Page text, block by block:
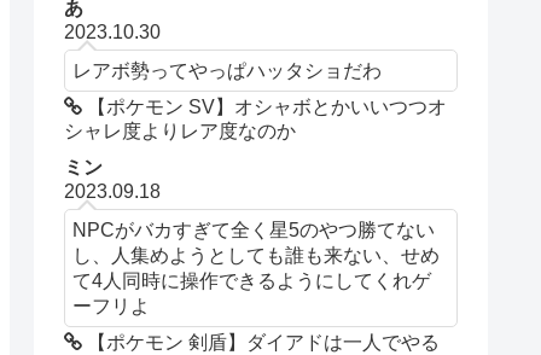
あ
2023.10.30
レアボ勢ってやっぱハッタショだわ
【ポケモン SV】オシャボとかいいつつオ
シャレ度よりレア度なのか
ミン
2023.09.18
NPCがバカすぎて全く星5のやつ勝てない
し、人集めようとしても誰も来ない、せめ
て4人同時に操作できるようにしてくれゲ
ーフリよ
【ポケモン 剣盾】ダイアドは一人でやる